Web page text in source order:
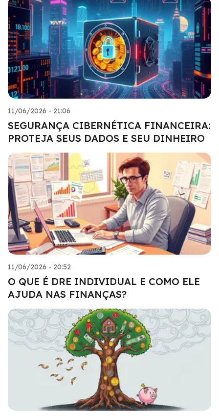
11/06/2026 - 21:06
SEGURANÇA CIBERNÉTICA FINANCEIRA:
PROTEJA SEUS DADOS E SEU DINHEIRO
11/06/2026 - 20:52
O QUE É DRE INDIVIDUAL E COMO ELE
AJUDA NAS FINANÇAS?